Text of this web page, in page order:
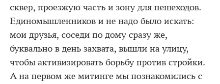
сквер, проезжую часть и зону для пешеходов.
Единомышленников и не надо было искать:
мои друзья, соседи по дому сразу же,
буквально в день захвата, вышли на улицу,
чтобы активизировать борьбу против стройки.
А на первом же митинге мы познакомились с